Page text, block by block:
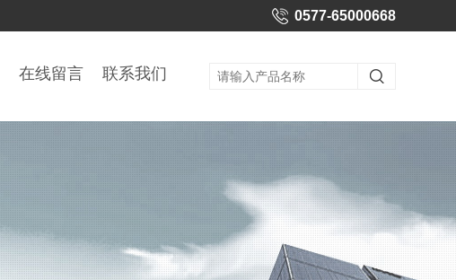
0577-65000668
在线留言 联系我们